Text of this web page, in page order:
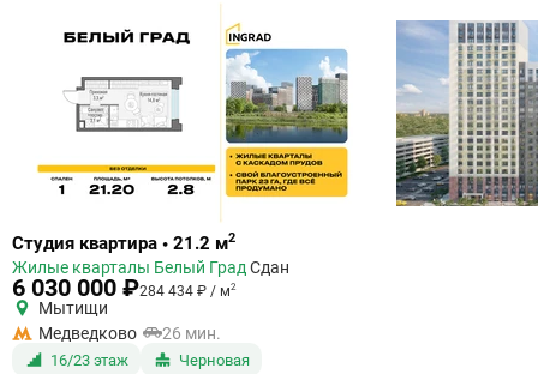
Ссылка
квартиру
Студия квартира • 21.2 м2
Жилые кварталы Белый Град Сдан
6 030 000 ₽284 434 ₽ / м2
Мытищи
Медведково
26 мин.
16/23 этаж
Черновая